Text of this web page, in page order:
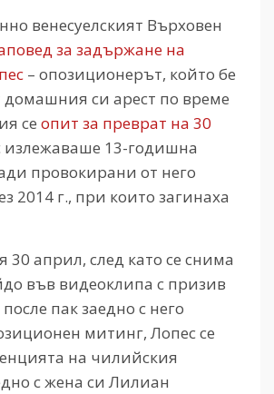
венесуелският Върховен
за задържане на
– опозиционерът, който бе
домашния си арест по време
се опит за преврат на 30
излежаваше 13-годишна
провокирани от него
2014 г., при които загинаха
април, след като се снима
във видеоклипа с призив
пак заедно с него
митинг, Лопес се
на чилийския
с жена си Лилиан